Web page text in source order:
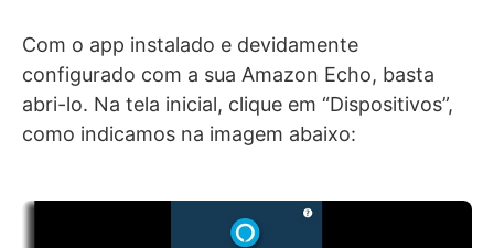
Com o app instalado e devidamente
configurado com a sua Amazon Echo, basta
abri-lo. Na tela inicial, clique em “Dispositivos”,
como indicamos na imagem abaixo: